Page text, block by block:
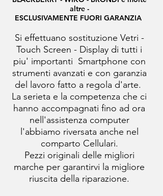
altre -
ESCLUSIVAMENTE FUORI GARANZIA
Si effettuano sostituzione Vetri -
Touch Screen - Display di tutti i
piu' importanti Smartphone con
strumenti avanzati e con garanzia
del lavoro fatto a regola d'arte.
La serieta e la competenza che ci
hanno accompagnati fino ad ora
nell'assistenza computer
l'abbiamo riversata anche nel
comparto Cellulari.
Pezzi originali delle migliori
marche per garantirvi la migliore
riuscita della riparazione.